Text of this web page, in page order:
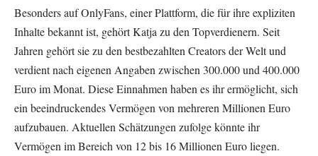
Besonders auf OnlyFans, einer Plattform, die für ihre expliziten
Inhalte bekannt ist, gehört Katja zu den Topverdienern. Seit
Jahren gehört sie zu den bestbezahlten Creators der Welt und
verdient nach eigenen Angaben zwischen 300.000 und 400.000
Euro im Monat. Diese Einnahmen haben es ihr ermöglicht, sich
ein beeindruckendes Vermögen von mehreren Millionen Euro
aufzubauen. Aktuellen Schätzungen zufolge könnte ihr
Vermögen im Bereich von 12 bis 16 Millionen Euro liegen.